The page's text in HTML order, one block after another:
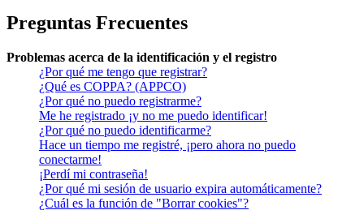
Preguntas Frecuentes
Problemas acerca de la identificación y el registro
¿Por qué me tengo que registrar?
¿Qué es COPPA? (APPCO)
¿Por qué no puedo registrarme?
Me he registrado ¡y no me puedo identificar!
¿Por qué no puedo identificarme?
Hace un tiempo me registré, ¡pero ahora no puedo
conectarme!
¡Perdí mi contraseña!
¿Por qué mi sesión de usuario expira automáticamente?
¿Cuál es la función de "Borrar cookies"?